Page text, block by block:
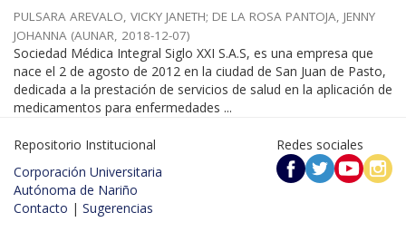
PULSARA AREVALO, VICKY JANETH; DE LA ROSA PANTOJA, JENNY
JOHANNA (AUNAR, 2018-12-07)
Sociedad Médica Integral Siglo XXI S.A.S, es una empresa que
nace el 2 de agosto de 2012 en la ciudad de San Juan de Pasto,
dedicada a la prestación de servicios de salud en la aplicación de
medicamentos para enfermedades ...
Repositorio Institucional
Corporación Universitaria
Autónoma de Nariño
Contacto | Sugerencias
Redes sociales